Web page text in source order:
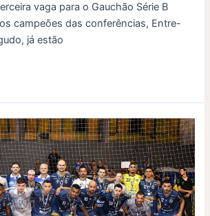
vaga para o Gauchão Série B
campeões das conferências, Entre-
já estão